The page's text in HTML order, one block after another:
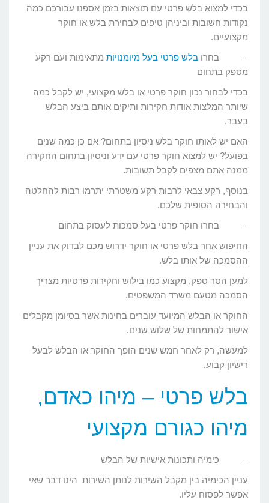
בכדי למצוא בלש פרטי עם תוצאות בזמן אספנו עבורכם כמה
נקודות חשובות וביניהן טיפים לבחירת בלש או חוקר
מקצועיים.
– בחרו בלש פרטי בעל מיומנויות מתאימות ועם רקע
מספק בתחום
בכדי לבחור נכון חוקר פרטי או בלש מקצועי, יש לקבל כמה
שיותר המלצות אודות חקירות ותיקים אותם ביצע הבלש
בעבר.
האם יש לאותו חוקר בלש ניסיון בתחום? אם כן כמה שנים
בפועל? יש למצוא חוקר פרטי עם ידע וניסיון בתחום החקירה
ממנה אתם מצפים לקבל תשובות.
בנוסף, רקע צבאי לרבות רקע משטרתי יתרמו רבות להחלטה
והבחירה הסופית שלכם.
– בחרו חוקר פרטי בעל סמכות לעסוק בתחום
החיפוש אחר בלש פרטי או חוקר ידרוש מכם לבדוק את עניין
ההסמכה של אותו בלש.
למען הסר ספק, מקצוע כמו בילוש וחקירות פרטיות מצריך
הסמכה מטעם משרד המשפטים.
החוקר או הבלש המיועד עוברים בחינות אשר בסיומן מקבלים
אישור להתמחות של שלוש שנים.
למעשה, רק לאחר חמש שנים הופך החוקר או הבלש לבעל
רישיון קבוע.
בלש פרטי – מיהו כאדם,
מיהו כגורם מקצועי
– כימיה ותכונות אישיות של הבלש
עניין הכימיה בין מקבל השירות לנותן השירות הינו דבר שאי
אפשר לפסוח עליו.